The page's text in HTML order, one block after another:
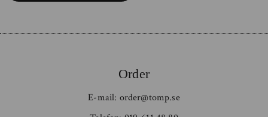
Order
E-mail: order@tomp.se